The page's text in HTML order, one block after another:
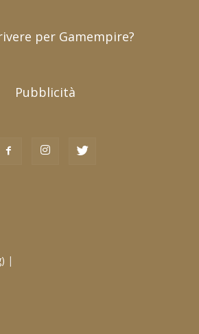
per Gamempire?
Pubblicità
|